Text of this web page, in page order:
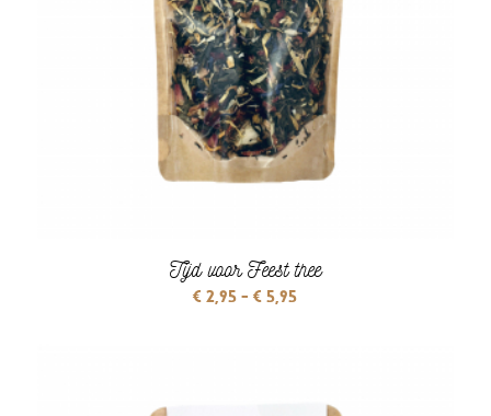
Tijd voor Feest thee
€ 2,95 - € 5,95Prijsklasse: